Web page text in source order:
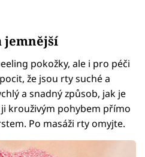
jemnější
pokožky, ale i pro péči
že jsou rty suché a
a snadný způsob, jak je
krouživým pohybem přímo
Po masáži rty omyjte.